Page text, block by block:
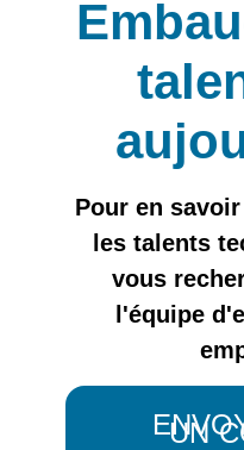
Pour en
les talents
vous
l'équipe
UN